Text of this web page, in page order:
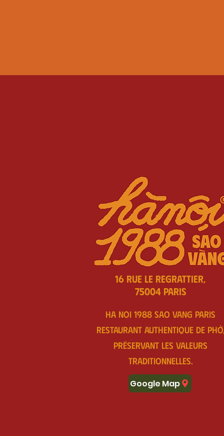
16 Rue le Regrattier,
75004 Paris
Ha noi 1988 sao vang Paris
Restaurant authentique de
préservant les valeurs
traditionnelles.
Google Map